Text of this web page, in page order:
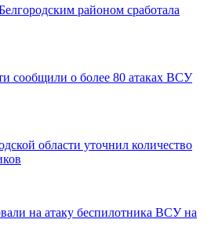
районом сработала
сообщили о более 80 атаках ВСУ
области уточнил количество
на атаку беспилотника ВСУ на